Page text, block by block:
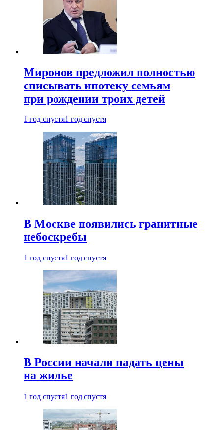
Миронов предложил полностью
списывать ипотеку семьям
при рождении троих детей
1 год спустя1 год спустя
В Москве появились гранитные
небоскребы
1 год спустя1 год спустя
В России начали падать цены
на жилье
1 год спустя1 год спустя